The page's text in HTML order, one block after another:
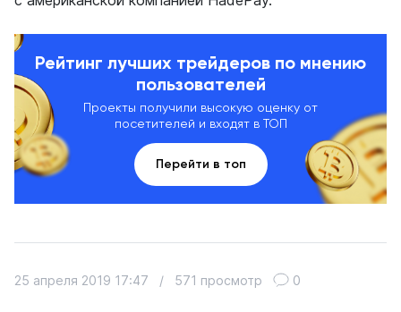
Рейтинг лучших трейдеров по мнению
пользователей
Проекты получили высокую оценку от
посетителей и входят в ТОП
Перейти в топ
25 апреля 2019 17:47 / 571 просмотр 0